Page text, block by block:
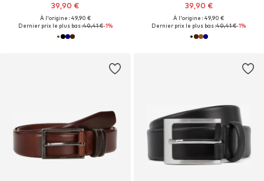
39,90 €
À l'origine : 49,90 €
Dernier prix le plus bas :40,41 €-1%
39,90 €
À l'origine : 49,90 €
Dernier prix le plus bas :40,41 €-1%